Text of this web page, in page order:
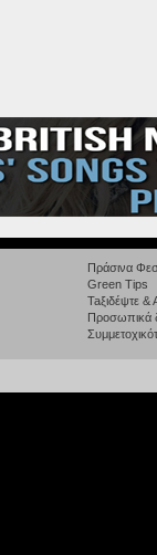
Πράσινα
Green Tips
Taξιδέψτε
Προσωπικά